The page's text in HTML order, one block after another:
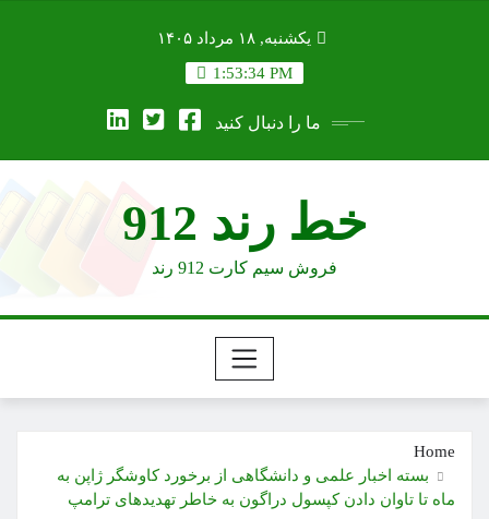
یکشنبه, ۱۸ مرداد ۱۴۰۵
1:53:35 PM
ما را دنبال کنید
خط رند 912
فروش سیم کارت 912 رند
Home
بسته اخبار علمی و دانشگاهی از برخورد کاوشگر ژاپن به
ماه تا تاوان دادن کپسول دراگون به خاطر تهدیدهای ترامپ